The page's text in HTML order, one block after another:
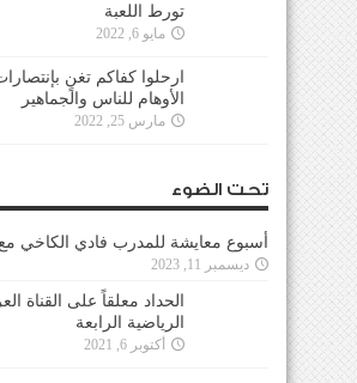
تورط اللعبة
مايو 6, 2022
ارحلوا كفاكم تغنٍ
الأوهام للناس والجماهير
مارس 25, 2022
تحت الضوء
أسبوع معايشة للمدرب فادي الكاخي
ديسمبر 11, 2023
الحداد معلقاً على القناة
الرياضية الرابعة
أكتوبر 6, 2021